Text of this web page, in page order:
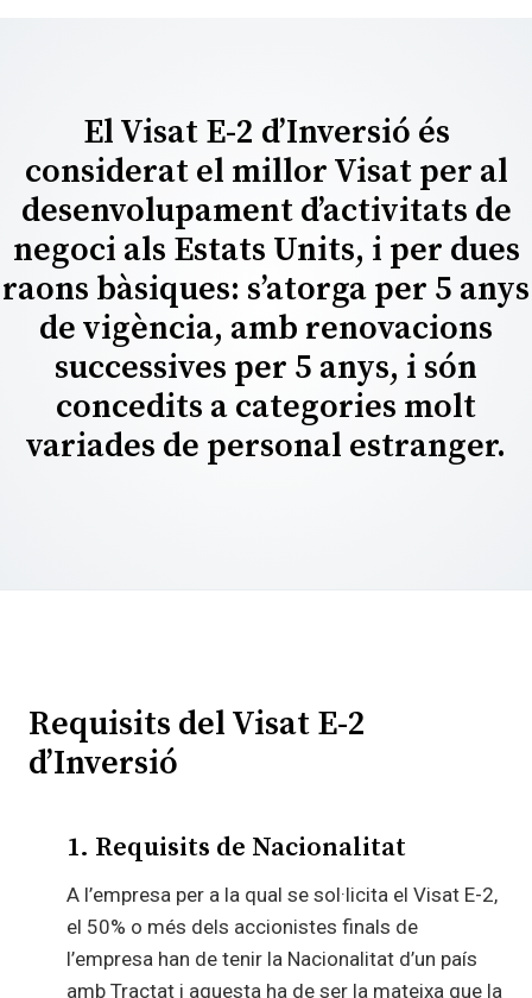
El Visat E-2 d’Inversió és
considerat el millor Visat per al
desenvolupament d’activitats de
negoci als Estats Units, i per dues
raons bàsiques: s’atorga per 5 anys
de vigència, amb renovacions
successives per 5 anys, i són
concedits a categories molt
variades de personal estranger.
Requisits del Visat E-2
d’Inversió
1. Requisits de Nacionalitat
A l’empresa per a la qual se sol·licita el Visat E-2,
el 50% o més dels accionistes finals de
l’empresa han de tenir la Nacionalitat d’un país
amb Tractat i aquesta ha de ser la mateixa que la